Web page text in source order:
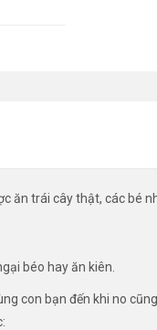
ăn trái cây thật, các bé
béo hay ăn kiên.
con bạn đến khi no